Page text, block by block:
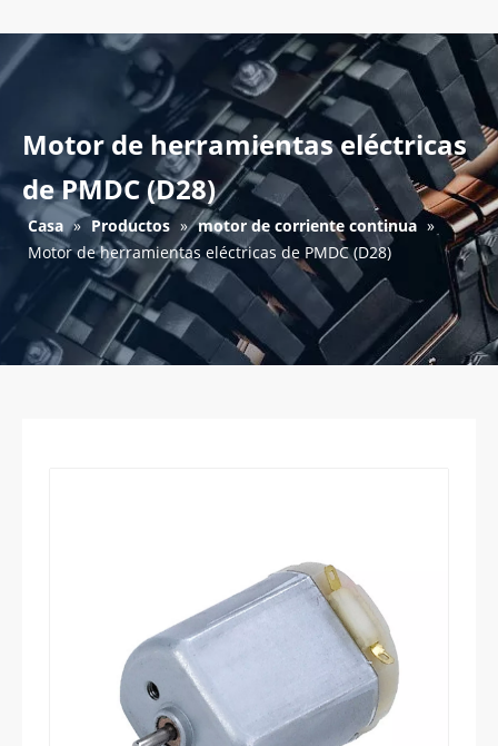
Motor de herramientas eléctricas
de PMDC (D28)
Casa » Productos » motor de corriente continua »
Motor de herramientas eléctricas de PMDC (D28)